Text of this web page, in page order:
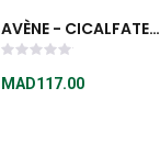
AVÈNE - CICALFATE+
CRÈME RÉPARATRICE
PROTECTRICE 40 ML
MAD117.00